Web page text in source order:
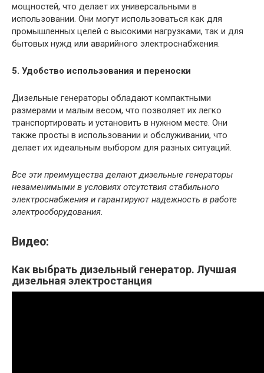
мощностей, что делает их универсальными в
использовании. Они могут использоваться как для
промышленных целей с высокими нагрузками, так и для
бытовых нужд или аварийного электроснабжения.
5. Удобство использования и переноски
Дизельные генераторы обладают компактными
размерами и малым весом, что позволяет их легко
транспортировать и установить в нужном месте. Они
также просты в использовании и обслуживании, что
делает их идеальным выбором для разных ситуаций.
Все эти преимущества делают дизельные генераторы
незаменимыми в условиях отсутствия стабильного
электроснабжения и гарантируют надежность в работе
электрооборудования.
Видео:
Как выбрать дизельный генератор. Лучшая
дизельная электростанция